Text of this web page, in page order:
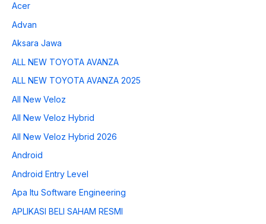
Acer
Advan
Aksara Jawa
ALL NEW TOYOTA AVANZA
ALL NEW TOYOTA AVANZA 2025
All New Veloz
All New Veloz Hybrid
All New Veloz Hybrid 2026
Android
Android Entry Level
Apa Itu Software Engineering
APLIKASI BELI SAHAM RESMI